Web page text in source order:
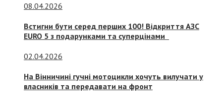
08.04.2026
Встигни бути серед перших 100! Відкриття АЗС
EURO 5 з подарунками та суперцінами
02.04.2026
На Вінничині гучні мотоцикли хочуть вилучати у
власників та передавати на фронт